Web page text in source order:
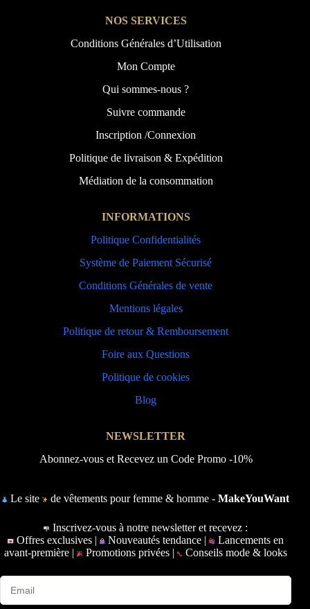
NOS SERVICES
Conditions Générales d’Utilisation
Mon Compte
Qui sommes-nous ?
Suivre commande
Inscription /Connexion
Politique de livraison & Expédition
Médiation de la consommation
INFORMATIONS
Politique Confidentialités
Système de Paiement Sécurisé
Conditions Générales de vente
Mentions légales
Politique de retour & Remboursement
Foire aux Questions
Politique de cookies
Blog
NEWSLETTER
Abonnez-vous et Recevez un Code Promo -10%
Le site de vêtements pour femme & homme -MakeYouWant
Inscrivez-vous à notre newsletter et recevez :
Offres exclusives |
Nouveautés tendance |
Lancements en
avant-première | Promotions privées | Conseils mode & looks